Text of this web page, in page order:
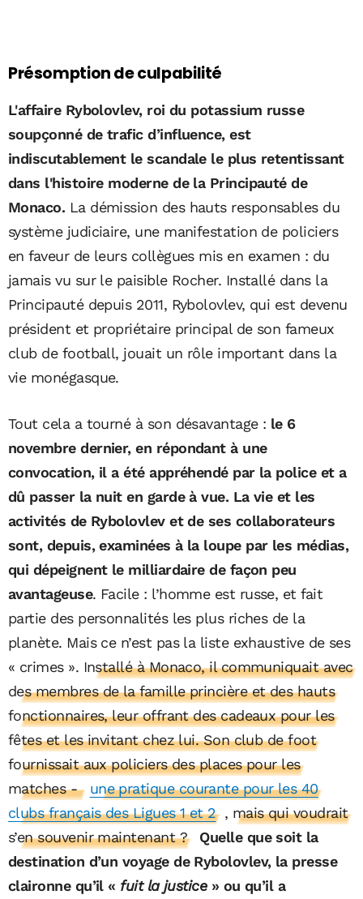
Présomption de culpabilité
L'affaire Rybolovlev, roi du potassium russe
soupçonné de trafic d’influence, est
indiscutablement le scandale le plus retentissant
dans l'histoire moderne de la Principauté de
Monaco. La démission des hauts responsables du
système judiciaire, une manifestation de policiers
en faveur de leurs collègues mis en examen : du
jamais vu sur le paisible Rocher. Installé dans la
Principauté depuis 2011, Rybolovlev, qui est devenu
président et propriétaire principal de son fameux
club de football, jouait un rôle important dans la
vie monégasque.
Tout cela a tourné à son désavantage : le 6
novembre dernier, en répondant à une
convocation, il a été appréhendé par la police et a
dû passer la nuit en garde à vue. La vie et les
activités de Rybolovlev et de ses collaborateurs
sont, depuis, examinées à la loupe par les médias,
qui dépeignent le milliardaire de façon peu
avantageuse. Facile : l’homme est russe, et fait
partie des personnalités les plus riches de la
planète. Mais ce n’est pas la liste exhaustive de ses
« crimes ». Installé à Monaco, il communiquait avec
des membres de la famille princière et des hauts
fonctionnaires, leur offrant des cadeaux pour les
fêtes et les invitant chez lui. Son club de foot
fournissait aux policiers des places pour les
matches - une pratique courante pour les 40
clubs français des Ligues 1 et 2 , mais qui voudrait
s’en souvenir maintenant ?
Quelle que soit la
destination d’un voyage de Rybolovlev, la presse
claironne qu’il « fuit la justice » ou qu’il a